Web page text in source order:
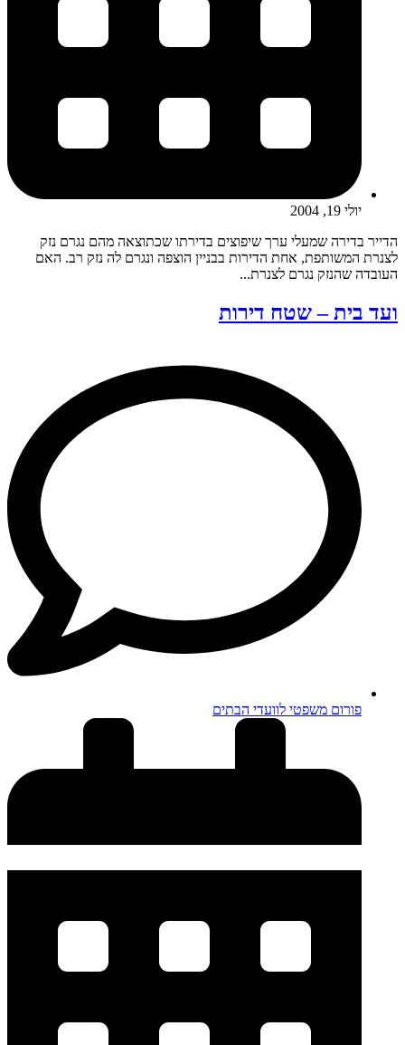
יולי 19, 2004
הדייר בדירה שמעלי ערך שיפוצים בדירתו שכתוצאה מהם נגרם נזק
לצנרת המשותפת, אחת הדירות בבניין הוצפה ונגרם לה נזק רב. האם
העובדה שהנזק נגרם לצנרת...
ועד בית – שטח דירות
פורום משפטי לוועדי הבתים